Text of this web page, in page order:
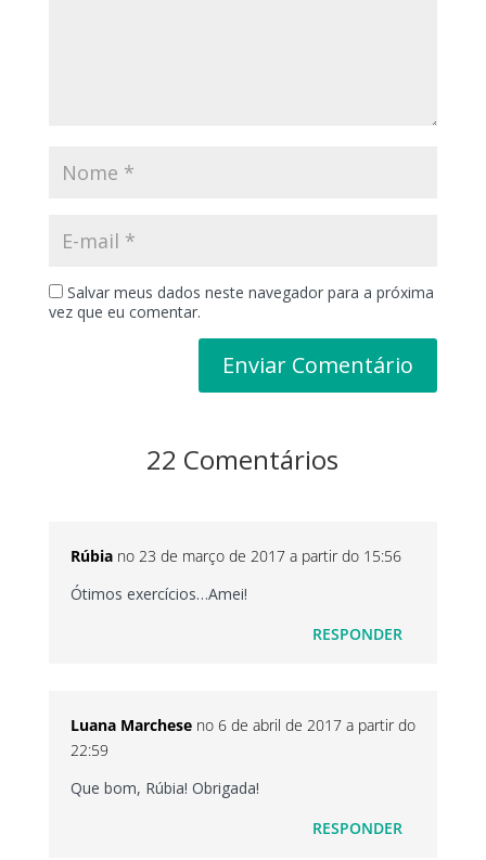
Salvar meus dados neste navegador para a próxima
vez que eu comentar.
22 Comentários
Rúbia no 23 de março de 2017 a partir do 15:56
Ótimos exercícios…Amei!
RESPONDER
Luana Marchese no 6 de abril de 2017 a partir do
22:59
Que bom, Rúbia! Obrigada!
RESPONDER